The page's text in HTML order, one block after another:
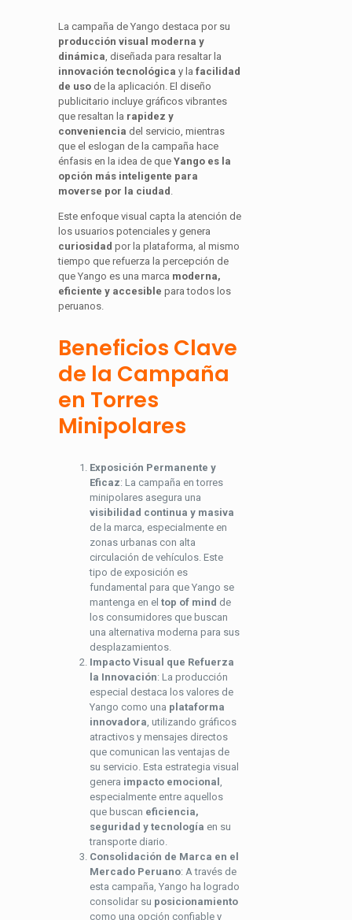
La campaña de Yango destaca por su
producción visual moderna y
dinámica , diseñada para resaltar la
innovación tecnológica y la facilidad
de uso de la aplicación. El diseño
publicitario incluye gráficos vibrantes
que resaltan la rapidez y
conveniencia del servicio, mientras
que el eslogan de la campaña hace
énfasis en la idea de que Yango es la
opción más inteligente para
moverse por la ciudad
Este enfoque visual capta la atención de
los usuarios potenciales y genera
curiosidad por la plataforma, al mismo
tiempo que refuerza la percepción de
que Yango es una marca moderna,
eficiente y accesible para todos los
peruanos.
Beneficios Clave
de la Campaña
en Torres
Minipolares
Exposición Permanente y
Eficaz: La campaña en torres
minipolares asegura una
visibilidad continua y masiva
de la marca, especialmente en
zonas urbanas con alta
circulación de vehículos. Este
tipo de exposición es
fundamental para que Yango se
mantenga en el top of mind de
los consumidores que buscan
una alternativa moderna para sus
desplazamientos.
Impacto Visual que Refuerza
la Innovación: La producción
especial destaca los valores de
Yango como una plataforma
innovadora , utilizando gráficos
atractivos y mensajes directos
que comunican las ventajas de
su servicio. Esta estrategia visual
genera impacto emocional
especialmente entre aquellos
que buscan eficiencia,
seguridad y tecnología en su
transporte diario.
Consolidación de Marca en el
Mercado Peruano: A través de
esta campaña, Yango ha logrado
consolidar su posicionamiento
como una opción confiable y